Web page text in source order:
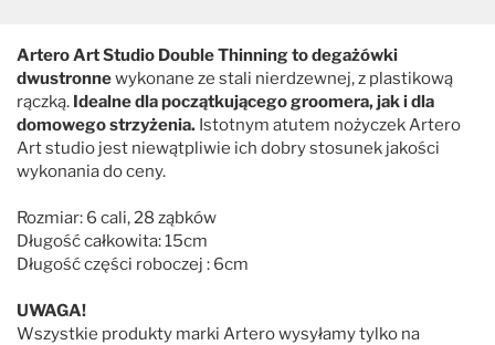
Artero Art Studio Double Thinning to degażówki
dwustronnewykonane ze stali nierdzewnej, z plastikową
rączką. Idealne dla początkującego groomera, jak i dla
domowego strzyżenia. Istotnym atutem nożyczek Artero
Art studio jest niewątpliwie ich dobry stosunek jakości
wykonania do ceny.
Rozmiar: 6 cali, 28 ząbków
Długość całkowita: 15cm
Długość części roboczej : 6cm
UWAGA!
Wszystkie produkty marki Artero wysyłamy tylko na